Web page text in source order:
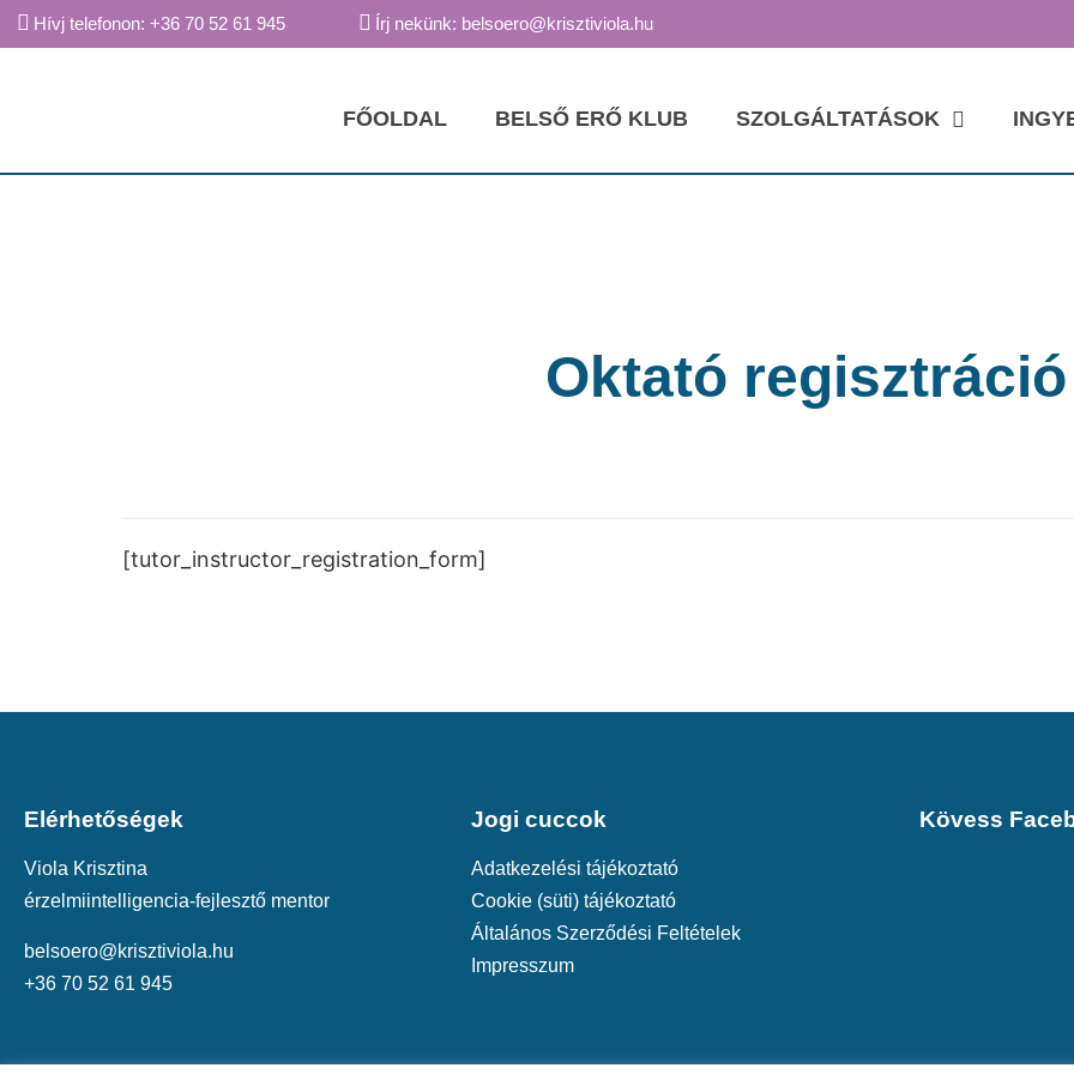
Hívj telefonon: +36 70 52 61 945 Írj nekünk: belsoero@krisztiviola.hu
FŐOLDAL BELSŐ ERŐ KLUB SZOLGÁLTATÁSOK
Oktató regisztráció
[tutor_instructor_registration_form]
Elérhetőségek
Viola Krisztina
érzelmiintelligencia-fejlesztő mentor
belsoero@krisztiviola.hu
+36 70 52 61 945
Jogi cuccok
Adatkezelési tájékoztató
Cookie (süti) tájékoztató
Általános Szerződési Feltételek
Impresszum
Kövess